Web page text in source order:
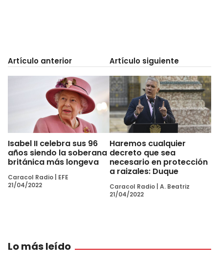
Artículo anterior
Isabel II celebra sus 96
años siendo la soberana
británica más longeva
Caracol Radio
EFE
21/04/2022
Artículo siguiente
Haremos cualquier
decreto que sea
necesario en protección
a raizales: Duque
Caracol Radio A. Beatriz
21/04/2022
Lo más leído